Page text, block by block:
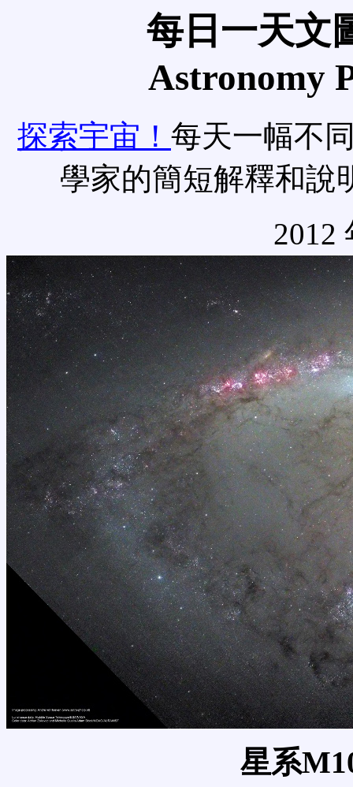
每日一天文
Astronomy
探索宇宙！ 每天一幅不
學家的簡短解釋和說
2012
星系